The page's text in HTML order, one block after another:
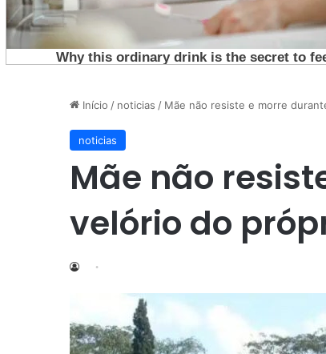
Início / noticias / Mãe não resiste e morre
noticias
Mãe não
velório do